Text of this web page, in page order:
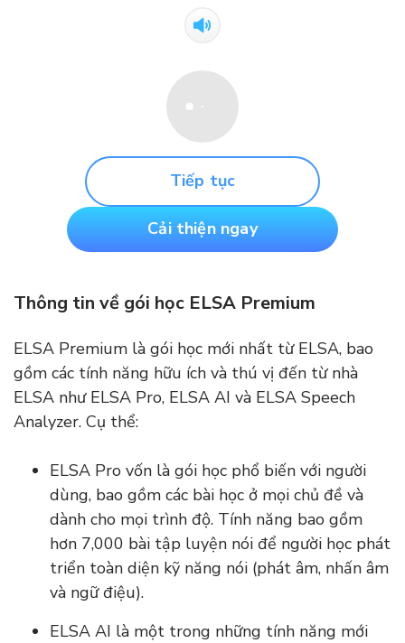
Tiếp tục
Cải thiện ngay
Thông tin về gói học ELSA Premium
ELSA Premium là gói học mới nhất từ ELSA, bao
gồm các tính năng hữu ích và thú vị đến từ nhà
ELSA như ELSA Pro, ELSA AI và ELSA Speech
Analyzer. Cụ thể:
ELSA Pro vốn là gói học phổ biến với người
dùng, bao gồm các bài học ở mọi chủ đề và
dành cho mọi trình độ. Tính năng bao gồm
hơn 7,000 bài tập luyện nói để người học phát
triển toàn diện kỹ năng nói (phát âm, nhấn âm
và ngữ điệu).
ELSA AI là một trong những tính năng mới